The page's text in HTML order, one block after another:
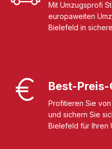
Mit Umzugsprofi
europaweiten
Bielefeld in
Best-
Profitieren Sie
und sichern Sie
Bielefeld für Ihren